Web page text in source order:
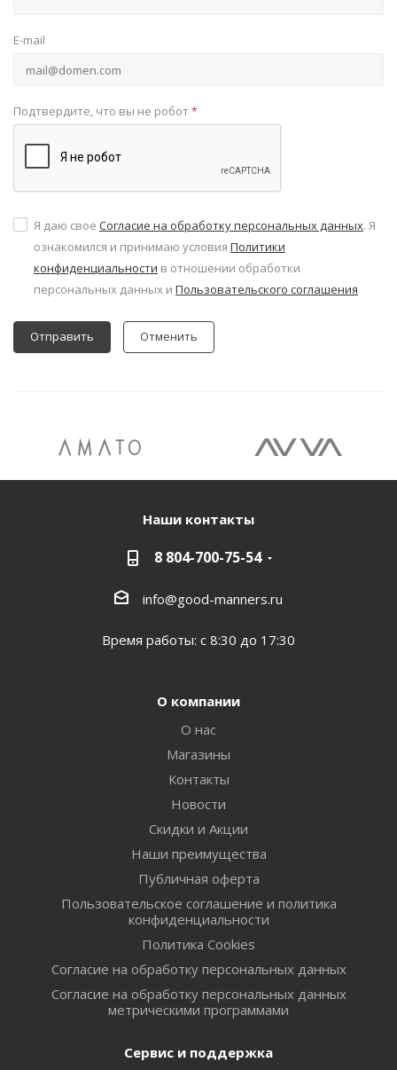
E-mail
Подтвердите, что вы не робот*
Я даю свое Согласие на обработку персональных данных. Я
ознакомился и принимаю условия Политики
конфиденциальности в отношении обработки
персональных данных и Пользовательского соглашения
Отменить
Наши контакты
8 804-700-75-54
info@good-manners.ru
Время работы: с 8:30 до 17:30
О компании
О нас
Магазины
Контакты
Новости
Скидки и Акции
Наши преимущества
Публичная оферта
Пользовательское соглашение и политика
конфиденциальности
Политика Cookies
Согласие на обработку персональных данных
Согласие на обработку персональных данных
метрическими программами
Сервис и поддержка